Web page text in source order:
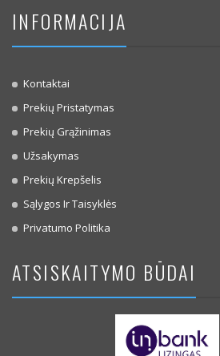
INFORMACIJA
Kontaktai
Prekių Pristatymas
Prekių Grąžinimas
Užsakymas
Prekių Krepšelis
Sąlygos Ir Taisyklės
Privatumo Politika
ATSISKAITYMO BŪDAI